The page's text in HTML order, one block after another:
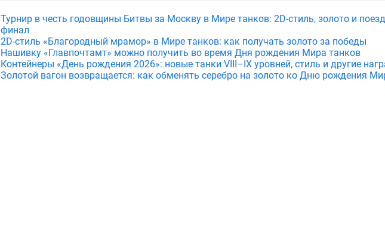
Турнир в честь годовщины Битвы за Москву в Мире танков: 2D-стиль, золото и
финал
2D-стиль «Благородный мрамор» в Мире танков: как получать золото за победы
Нашивку «Главпочтамт» можно получить во время Дня рождения Мира танков
Контейнеры «День рождения 2026»: новые танки VIII–IX уровней, стиль и другие
Золотой вагон возвращается: как обменять серебро на золото ко Дню рождения